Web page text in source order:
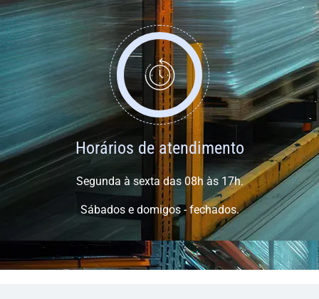
Horários de atendimento
Segunda à sexta das 08h às 17h.
Sábados e domigos - fechados.